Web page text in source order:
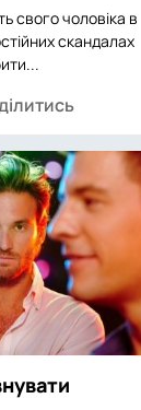
свого чоловіка в
скандалах